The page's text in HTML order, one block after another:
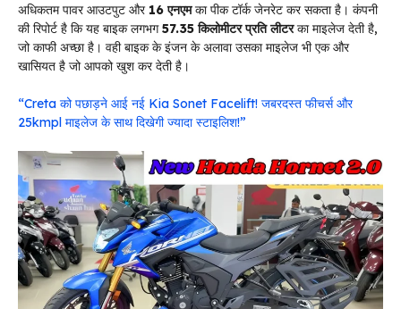
अधिकतम पावर आउटपुट और 16 एनएमका पीक टॉर्क जेनरेट कर सकता है। कंपनी
की रिपोर्ट है कि यह बाइक लगभग57.35 किलोमीटर प्रति लीटरका माइलेज देती है,
जो काफी अच्छा है। वही बाइक के इंजन के अलावा उसका माइलेज भी एक और
खासियत है जो आपको खुश कर देती है।
“Creta को पछाड़ने आई नई Kia Sonet Facelift! जबरदस्त फीचर्स और
25kmpl माइलेज के साथ दिखेगी ज्यादा स्टाइलिश!”